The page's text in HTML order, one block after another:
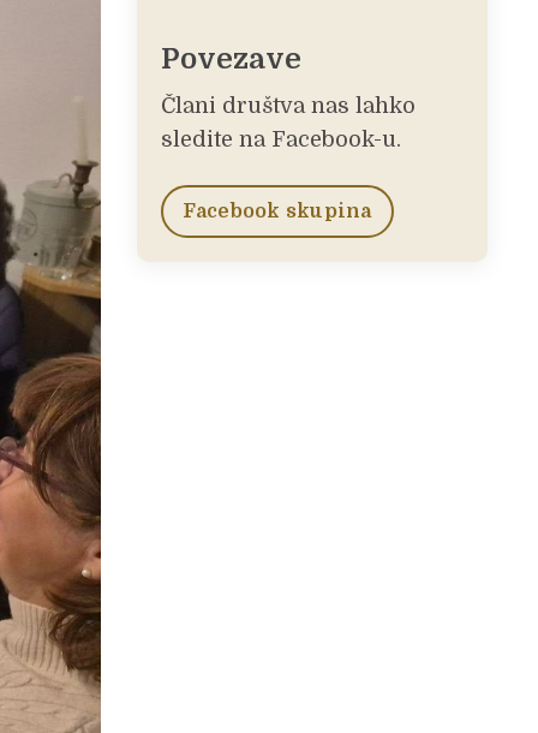
Povezave
Člani društva nas lahko
sledite na Facebook-u.
Facebook skupina